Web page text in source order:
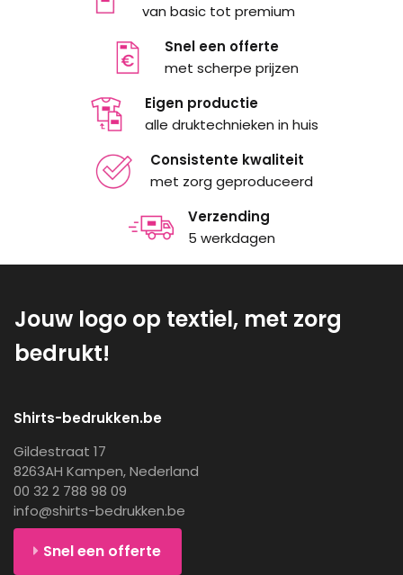
van basic tot premium
Snel een offerte
met scherpe prijzen
Eigen productie
alle druktechnieken in huis
Consistente kwaliteit
met zorg geproduceerd
Verzending
5 werkdagen
Jouw logo op textiel, met zorg
bedrukt!
Shirts-bedrukken.be
Gildestraat 17
8263AH Kampen, Nederland
00 32 2 788 98 09
info@shirts-bedrukken.be
Snel een offerte